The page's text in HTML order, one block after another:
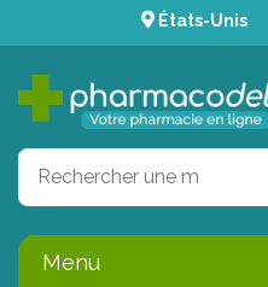
États-Unis
Menu